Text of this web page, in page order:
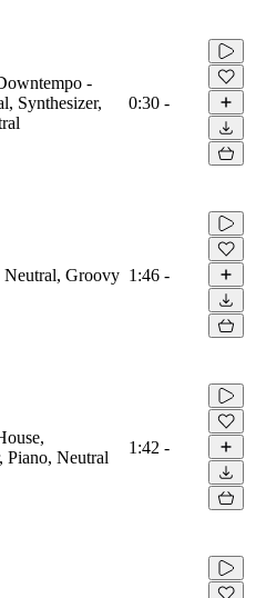
-
Synthesizer,
0:30 -
Neutral, Groovy 1:46 -
Piano, Neutral
1:42 -